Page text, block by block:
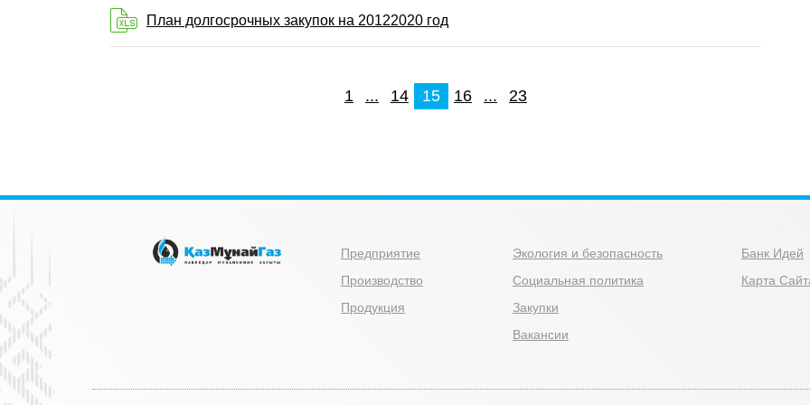
План долгосрочных закупок на 20122020 год
1 ... 14 15 16 ... 23
Предприятие
Производство
Продукция
Экология и безопасность
Социальная политика
Закупки
Вакансии
Банк Идей
Карта